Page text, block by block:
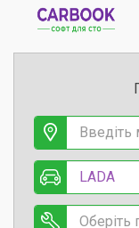
Введіть
LADA
Оберіть